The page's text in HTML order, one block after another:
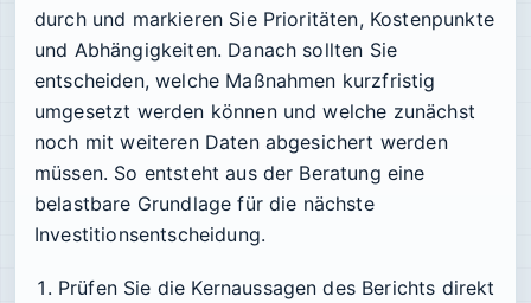
durch und markieren Sie Prioritäten, Kostenpunkte
und Abhängigkeiten. Danach sollten Sie
entscheiden, welche Maßnahmen kurzfristig
umgesetzt werden können und welche zunächst
noch mit weiteren Daten abgesichert werden
müssen. So entsteht aus der Beratung eine
belastbare Grundlage für die nächste
Investitionsentscheidung.
Prüfen Sie die Kernaussagen des Berichts direkt